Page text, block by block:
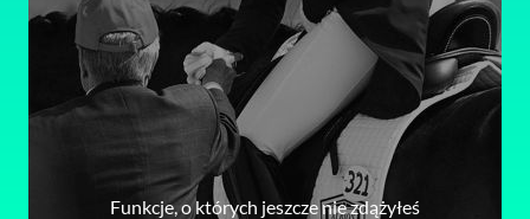
Funkcje, o których jeszcze nie zdążyłeś